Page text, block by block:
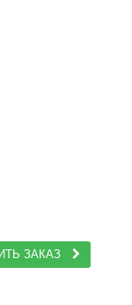
ЗАКАЗ